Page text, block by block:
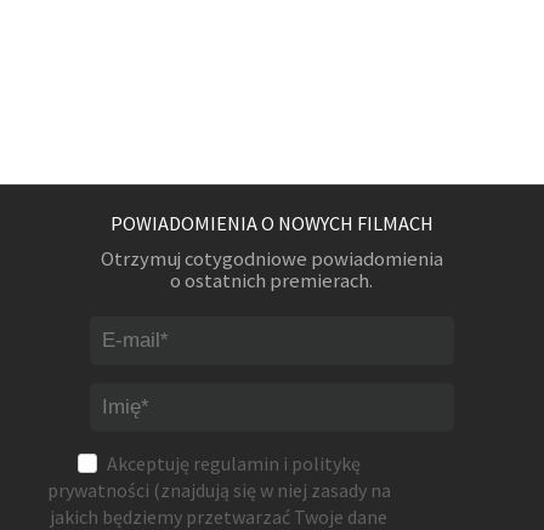
POWIADOMIENIA O NOWYCH FILMACH
Otrzymuj cotygodniowe powiadomienia
o ostatnich premierach.
Akceptuję regulamin i politykę
prywatności (znajdują się w niej zasady na
jakich będziemy przetwarzać Twoje dane